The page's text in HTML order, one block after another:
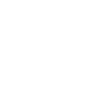
a ich vlastnosti.